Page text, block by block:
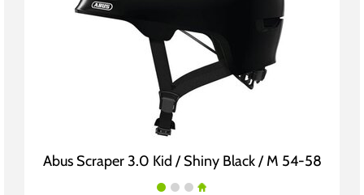
Abus Scraper 3.0 Kid / Shiny Black / M 54-58